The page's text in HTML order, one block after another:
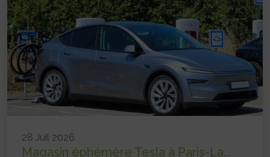
28 Juil 2026
Magasin éphémère Tesla à Paris-La...